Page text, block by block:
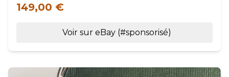
149,00 €
Voir sur eBay (#sponsorisé)